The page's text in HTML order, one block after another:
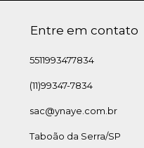
Entre em contato
5511993477834
(11)99347-7834
sac@ynaye.com.br
Taboão da Serra/SP